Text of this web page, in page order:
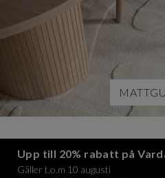
Upp till 20% rabatt på
Gäller t.o.m 10 augusti